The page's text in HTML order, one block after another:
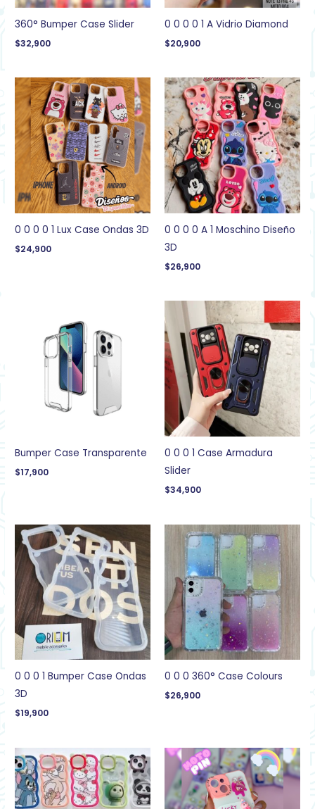
360° Bumper Case Slider
$32,900
0 0 0 0 1 A Vidrio Diamond
$20,900
0 0 0 0 1 Lux Case Ondas 3D
$24,900
0 0 0 0 A 1 Moschino Diseño
3D
$26,900
Bumper Case Transparente
$17,900
0 0 0 1 Case Armadura
Slider
$34,900
0 0 0 1 Bumper Case Ondas
3D
$19,900
0 0 0 360° Case Colours
$26,900